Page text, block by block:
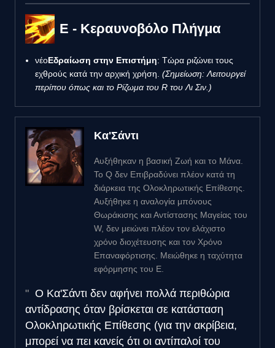
E - Κεραυνοβόλο Πλήγμα
νέοΕδραίωση στην Επιστήμη: Τώρα ριζώνει τους
εχθρούς κατά την αρχική χρήση. (Σημείωση: Λειτουργεί
περίπου όπως και το Ρίζωμα του R του Λι Σιν.)
Κα'Σάντι
Αυξήθηκαν η βασική Ζωή και το Μάνα.
Το Q δεν Επιβραδύνει πλέον κατά τη
διάρκεια της Ολοκληρωτικής Επίθεσης.
Αυξήθηκε η αναλογία μπόνους
Θωράκισης και Αντίστασης Μαγείας του
W, δεν μειώνει πλέον τον ελάχιστο
χρόνο διοχέτευσης και τον Χρόνο
Επαναφόρτισης. Μειώθηκε η ταχύτητα
εφόρμησης του E.
Ο Κα'Σάντι δεν αφήνει πολλά περιθώρια
αντίδρασης όταν βρίσκεται σε κατάσταση
Ολοκληρωτικής Επίθεσης (για την ακρίβεια,
μπορεί να πει κανείς ότι οι αντίπαλοί του